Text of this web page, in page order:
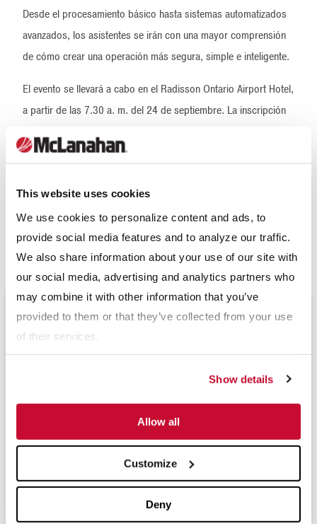
This website uses cookies
We use cookies to personalize content and ads, to
provide social media features and to analyze our traffic.
We also share information about your use of our site with
our social media, advertising and analytics partners who
may combine it with other information that you’ve
provided to them or that they’ve collected from your use
of their services.
Show details
Allow all
Customize
Deny
Desde el procesamiento básico hasta sistemas automatizados
avanzados, los asistentes se irán con una mayor comprensión
de cómo crear una operación más segura, simple e inteligente.
El evento se llevará a cabo en el Radisson Ontario Airport Hotel,
a partir de las 7.30 a. m. del 24 de septiembre. La inscripción
la industria; los asistentes deberán cubrir sus propios gastos
electrónico amarketing@mclanahan.com
695 9807 antes del viernes 4 de septiembre de 2015.
Próximos Eventos
Congreso Relaves 2025